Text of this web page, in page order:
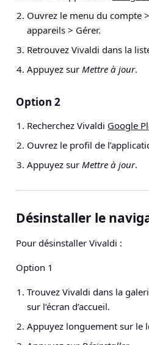
Ouvrez le menu du compte >
appareils > Gérer.
Retrouvez Vivaldi dans la
Appuyez sur Mettre à jour.
Option 2
Recherchez Vivaldi Google
Ouvrez le profil de
Appuyez sur Mettre à jour.
Désinstaller le
Pour désinstaller Vivaldi :
Option 1
Trouvez Vivaldi dans la
sur l’écran d’accueil.
Appuyez longuement sur le